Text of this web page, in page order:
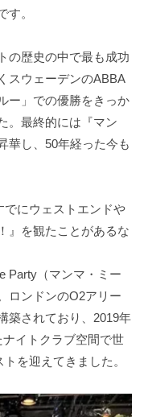
す。
の歴史の中で最も成功
スウェーデンのABBA
ー」での優勝をきっか
。最終的には『マン
華し、50年経った今も
でにウェストエンドや
』を観たことがあるな
Party（マンマ・ミー
ロンドンのO2アリー
築されており、2019年
イトクラブ空間で世
を迎えてきました。